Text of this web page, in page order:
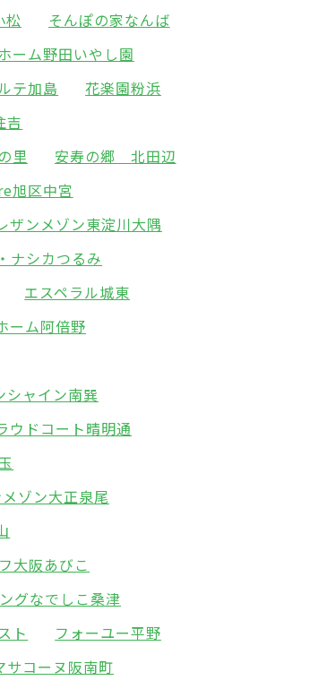
松
そんぽの家なんば
ーム野田いやし園
テ加島
花楽園粉浜
吉
里
安寿の郷 北田辺
旭区中宮
ザンメゾン東淀川大隅
ナシカつるみ
エスペラル城東
ーム阿倍野
シャイン南巽
ウドコート晴明通
ゾン大正泉尾
大阪あびこ
グなでしこ桑津
ト
フォーユー平野
サコーヌ阪南町